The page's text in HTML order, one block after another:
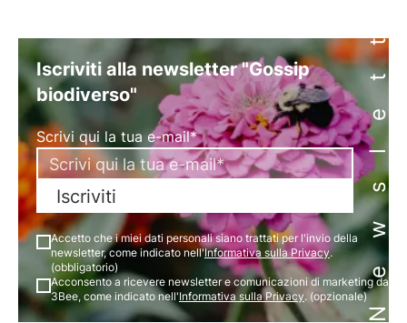
Newsletter
Iscriviti alla newsletter "Gossip
biodiverso"
Scrivi qui la tua e-mail*
Iscriviti
Accetto che i miei dati personali siano trattati per l'invio della
newsletter, come indicato nell'Informativa sulla Privacy.
(obbligatorio)
Acconsento a ricevere newsletter e comunicazioni di marketing da
3Bee, come indicato nell'Informativa sulla Privacy. (opzionale)